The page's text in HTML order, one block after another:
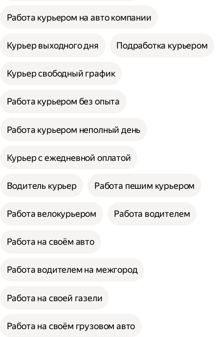
Работа курьером на авто компании
Курьер выходного дня Подработка курьером
Курьер свободный график
Работа курьером без опыта
Работа курьером неполный день
Курьер с ежедневной оплатой
Водитель курьер Работа пешим курьером
Работа велокурьером Работа водителем
Работа на своём авто
Работа водителем на межгород
Работа на своей газели
Работа на своём грузовом авто